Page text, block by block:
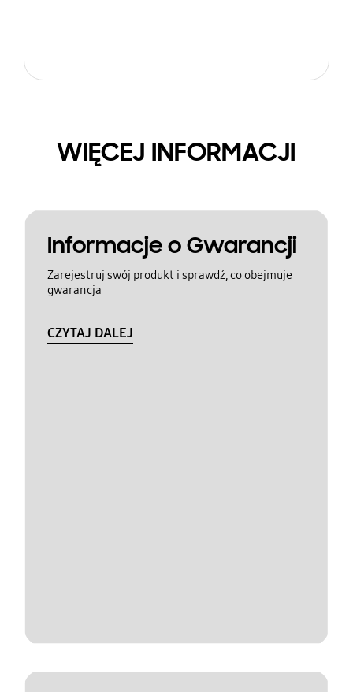
WIĘCEJ INFORMACJI
Informacje o Gwarancji
Zarejestruj swój produkt i sprawdź, co obejmuje
gwarancja
CZYTAJ DALEJ